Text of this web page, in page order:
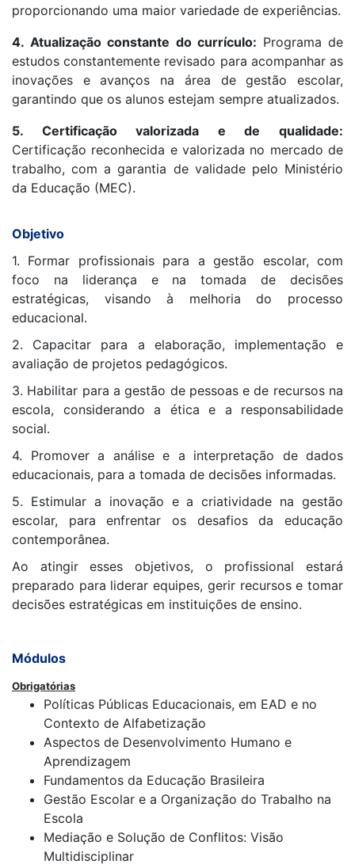
proporcionando uma maior variedade de experiências.
4. Atualização constante do currículo: Programa de
estudos constantemente revisado para acompanhar as
inovações e avanços na área de gestão escolar,
garantindo que os alunos estejam sempre atualizados.
5. Certificação valorizada e de qualidade:
Certificação reconhecida e valorizada no mercado de
trabalho, com a garantia de validade pelo Ministério
da Educação (MEC).
Objetivo
1. Formar profissionais para a gestão escolar, com
foco na liderança e na tomada de decisões
estratégicas, visando à melhoria do processo
educacional.
2. Capacitar para a elaboração, implementação e
avaliação de projetos pedagógicos.
3. Habilitar para a gestão de pessoas e de recursos na
escola, considerando a ética e a responsabilidade
social.
4. Promover a análise e a interpretação de dados
educacionais, para a tomada de decisões informadas.
5. Estimular a inovação e a criatividade na gestão
escolar, para enfrentar os desafios da educação
contemporânea.
Ao atingir esses objetivos, o profissional estará
preparado para liderar equipes, gerir recursos e tomar
decisões estratégicas em instituições de ensino.
Módulos
Obrigatórias
Políticas Públicas Educacionais, em EAD e no
Contexto de Alfabetização
Aspectos de Desenvolvimento Humano e
Aprendizagem
Fundamentos da Educação Brasileira
Gestão Escolar e a Organização do Trabalho na
Escola
Mediação e Solução de Conflitos: Visão
Multidisciplinar